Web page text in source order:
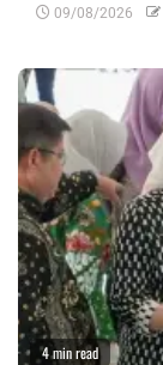
09/08/2026
4 min read